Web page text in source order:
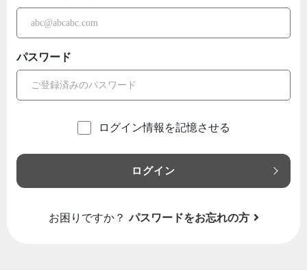
パスワード
ログイン情報を記憶させる
ログイン
お困りですか？ パスワードをお忘れの方